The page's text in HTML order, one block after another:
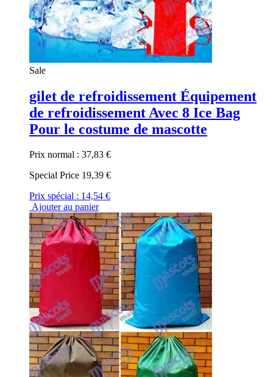
Sale
gilet de refroidissement Équipement
de refroidissement Avec 8 Ice Bag
Pour le costume de mascotte
Prix normal : 37,83 €
Special Price 19,39 €
Prix spécial : 14,54 €
Ajouter au panier